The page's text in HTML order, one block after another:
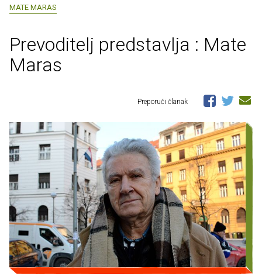
MATE MARAS
Prevoditelj predstavlja : Mate
Maras
Preporuči članak